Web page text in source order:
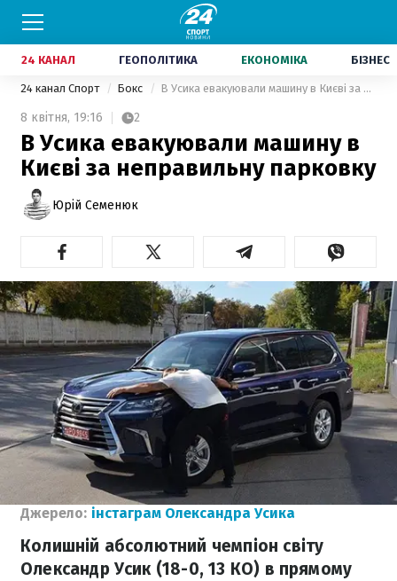
24 КАНАЛ ГЕОПОЛІТИКА ЕКОНОМІКА БІЗНЕС
24 канал Спорт Бокс В Усика евакуювали машину в Києві за неправильну парковку
8 квітня, 19:16 2
В Усика евакуювали машину в
Києві за неправильну парковку
Юрій Семенюк
Джерело: інстаграм Олександра Усика
Колишній абсолютний чемпіон світу
Олександр Усик (18-0, 13 КО) в прямому